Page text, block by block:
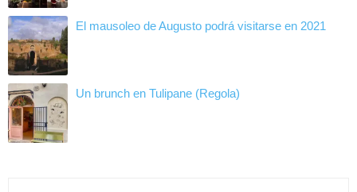
El mausoleo de Augusto podrá visitarse en 2021
Un brunch en Tulipane (Regola)